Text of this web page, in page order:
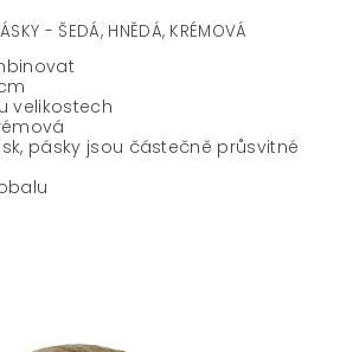
- ŠEDÁ, HNĚDÁ, KRÉMOVÁ
velikostech
pásky jsou částečně průsvitné